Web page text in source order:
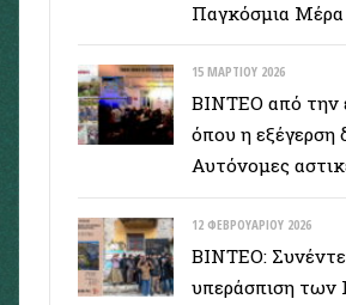
ΣΥΝΕΝΤΕΥΞΕΙΣ
28 ΙΟΥΝΊΟΥ 2026
Colin Ward: Ο σπόρος κάτω απο
χιόνι (Autonomedia, 2001)
15 ΙΟΥΝΊΟΥ 2026
Συνέντευξη Zygmunt Bauman: Η
ρευστή νεωτερικότητα